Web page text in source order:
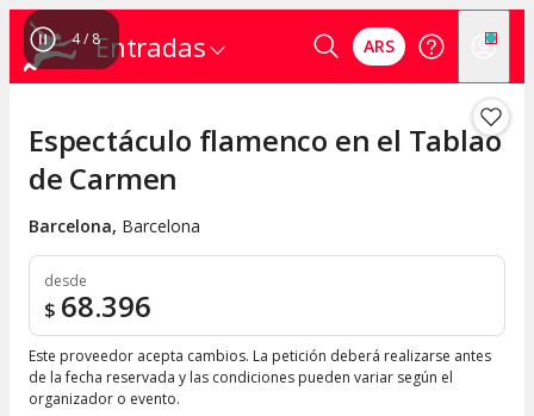
Entradas ARS
4/ 8
Espectáculo flamenco en el Tablao
de Carmen
Barcelona, Barcelona
desde
$ 68.396
Este proveedor acepta cambios. La petición deberá realizarse antes
de la fecha reservada y las condiciones pueden variar según el
organizador o evento.